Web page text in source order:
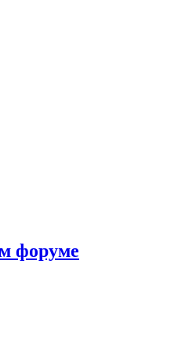
форуме